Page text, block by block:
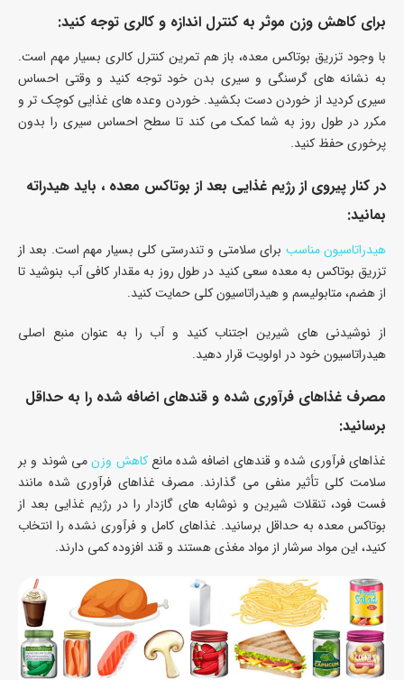
برای کاهش وزن موثر به کنترل اندازه و کالری توجه کنید:
با وجود تزریق بوتاکس معده، باز هم تمرین کنترل کالری بسیار مهم است.
به نشانه های گرسنگی و سیری بدن خود توجه کنید و وقتی احساس
سیری کردید از خوردن دست بکشید. خوردن وعده‌ های غذایی کوچک‌ تر و
مکرر در طول روز به شما کمک می کند تا سطح احساس سیری را بدون
پرخوری حفظ کنید.
در کنار پیروی از رژیم غذایی بعد از بوتاکس معده ، باید هیدراته
بمانید:
هیدراتاسیون مناسب برای سلامتی و تندرستی کلی بسیار مهم است. بعد از
تزریق بوتاکس به معده سعی کنید در طول روز به مقدار کافی آب بنوشید تا
از هضم، متابولیسم و ​​هیدراتاسیون کلی حمایت کنید.
از نوشیدنی های شیرین اجتناب کنید و آب را به عنوان منبع اصلی
هیدراتاسیون خود در اولویت قرار دهید.
مصرف غذاهای فرآوری شده و قندهای اضافه شده را به حداقل
برسانید:
غذاهای فرآوری شده و قندهای اضافه شده مانعکاهش وزنمی شوند و بر
سلامت کلی تأثیر منفی می گذارند. مصرف غذاهای فرآوری شده مانند
فست فود، تنقلات شیرین و نوشابه های گازدار را در رژیم غذایی بعد از
بوتاکس معده به حداقل برسانید. غذاهای کامل و فرآوری نشده را انتخاب
کنید، این مواد سرشار از مواد مغذی هستند و قند افزوده کمی دارند.